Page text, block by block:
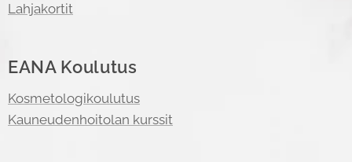
Lahjakortit
EANA Koulutus
Kosmetologikoulutus
Kauneudenhoitolan kurssit